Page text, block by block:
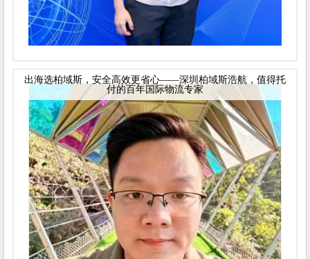
出海选柏域斯，安全高效更省心——深圳柏域斯浩航，值得托
付的百年国际物流专家